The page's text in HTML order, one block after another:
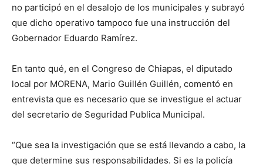
no participó en el desalojo de los municipales y subrayó
que dicho operativo tampoco fue una instrucción del
Gobernador Eduardo Ramírez.
En tanto qué, en el Congreso de Chiapas, el diputado
local por MORENA, Mario Guillén Guillén, comentó en
entrevista que es necesario que se investigue el actuar
del secretario de Seguridad Publica Municipal.
“Que sea la investigación que se está llevando a cabo, la
que determine sus responsabilidades. Si es la policía